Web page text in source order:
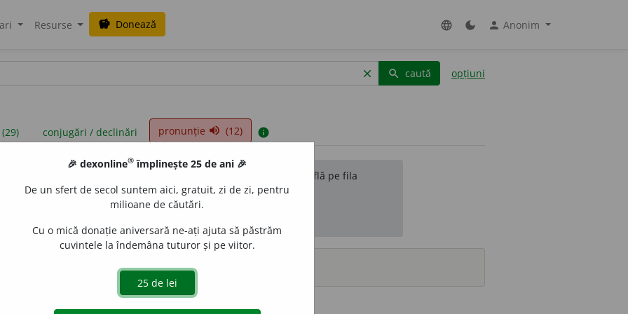
Resurse savings Donează language dark_mode person Anonim
clear search caută opțiuni
conjugări / declinări pronunție volume_up (12) info
sunt compilate de echipa dexonline. Definițiile originale se află pe fila
reordona filele pe pagina depreferințe.
surse
🎉 dexonline® împlinește 25 de ani 🎉
De un sfert de secol suntem aici, gratuit, zi de zi, pentru
milioane de căutări.
Cu o mică donație aniversară ne-ați ajuta să păstrăm
cuvintele la îndemâna tuturor și pe viitor.